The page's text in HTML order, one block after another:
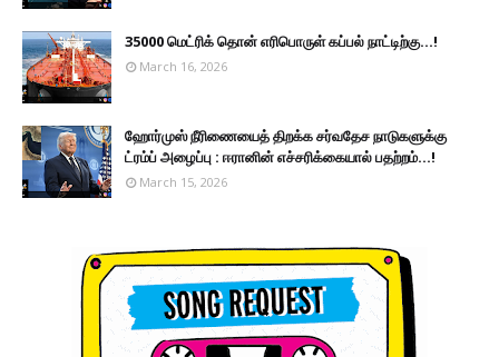
35000 மெட்ரிக் தொன் எரிபொருள் கப்பல் நாட்டிற்கு...!
March 16, 2026
ஹோர்முஸ் நீரிணையைத் திறக்க சர்வதேச நாடுகளுக்கு
ட்ரம்ப் அழைப்பு : ஈரானின் எச்சரிக்கையால் பதற்றம்...!
March 15, 2026